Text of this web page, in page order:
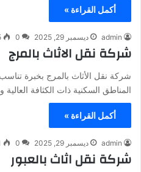
أكمل القراءة »
admin ديسمبر 29, 2025 0
شركة نقل الاثاث بالمرج
شركة نقل الأثاث بالمرج بخبرة
المناطق السكنية ذات الكثافة
أكمل القراءة »
admin ديسمبر 29, 2025 0
شركة نقل اثاث بالعبور